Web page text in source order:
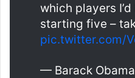
which players
starting five –
pic.twitter.com/
— Barack Obama